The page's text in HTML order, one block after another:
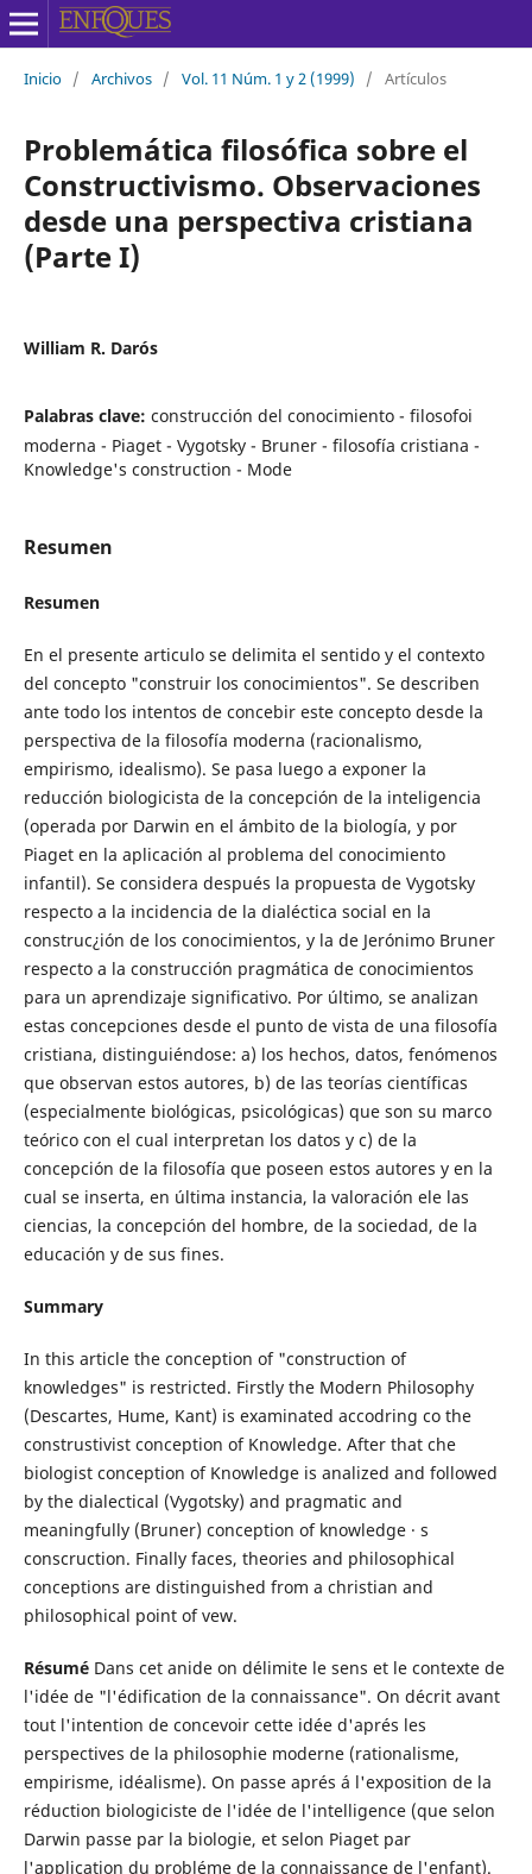
Inicio / Archivos / Vol. 11 Núm. 1 y 2 (1999) / Artículos
Problemática filosófica sobre el
Constructivismo. Observaciones
desde una perspectiva cristiana
(Parte I)
William R. Darós
Palabras clave: construcción del conocimiento - filosofoi
moderna - Piaget - Vygotsky - Bruner - filosofía cristiana -
Knowledge's construction - Mode
Resumen
Resumen
En el presente articulo se delimita el sentido y el contexto
del concepto "construir los conocimientos". Se describen
ante todo los intentos de concebir este concepto desde la
perspectiva de la filosofía moderna (racionalismo,
empirismo, idealismo). Se pasa luego a exponer la
reducción biologicista de la concepción de la inteligencia
(operada por Darwin en el ámbito de la biología, y por
Piaget en la aplicación al problema del conocimiento
infantil). Se considera después la propuesta de Vygotsky
respecto a la incidencia de la dialéctica social en la
construc¿ión de los conocimientos, y la de Jerónimo Bruner
respecto a la construcción pragmática de conocimientos
para un aprendizaje significativo. Por último, se analizan
estas concepciones desde el punto de vista de una filosofía
cristiana, distinguiéndose: a) los hechos, datos, fenómenos
que observan estos autores, b) de las teorías científicas
(especialmente biológicas, psicológicas) que son su marco
teórico con el cual interpretan los datos y c) de la
concepción de la filosofía que poseen estos autores y en la
cual se inserta, en última instancia, la valoración ele las
ciencias, la concepción del hombre, de la sociedad, de la
educación y de sus fines.
Summary
In this article the conception of "construction of
knowledges" is restricted. Firstly the Modern Philosophy
(Descartes, Hume, Kant) is examinated accodring co the
construstivist conception of Knowledge. After that che
biologist conception of Knowledge is analized and followed
by the dialectical (Vygotsky) and pragmatic and
meaningfully (Bruner) conception of knowledge · s
conscruction. Finally faces, theories and philosophical
conceptions are distinguished from a christian and
philosophical point of vew.
RésuméDans cet anide on délimite le sens et le contexte de
l'idée de "l'édification de la connaissance". On décrit avant
tout l'intention de concevoir cette idée d'aprés les
perspectives de la philosophie moderne (rationalisme,
empirisme, idéalisme). On passe aprés á l'exposition de la
réduction biologiciste de l'idée de l'intelligence (que selon
Darwin passe par la biologie, et selon Piaget par
l'application du probléme de la connaissance de l'enfant).